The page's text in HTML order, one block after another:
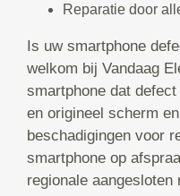
Reparatie door
Is uw smartphone
welkom bij Vandaag
smartphone dat
en origineel scherm
beschadigingen voor
smartphone op
regionale